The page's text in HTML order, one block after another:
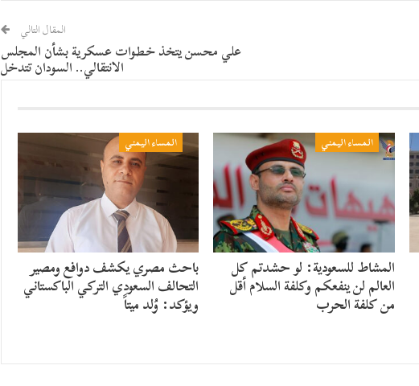
المقال التالي
علي محسن يتخذ خطوات عسكرية بشأن المجلس
الانتقالي.. السودان تتدخل
المساء اليمني
المشاط للسعودية: لو حشدتم كل
العالم لن ينفعكم وكلفة السلام أقل
من كلفة الحرب
المساء اليمني
باحث مصري يكشف دوافع ومصير
التحالف السعودي التركي الباكستاني
ويؤكد: وُلد ميتاً